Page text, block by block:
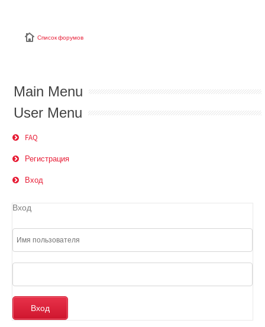
Список форумов
Main Menu
User Menu
FAQ
Регистрация
Вход
Вход